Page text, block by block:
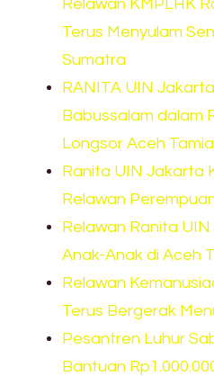
Relawan KMPLHK
Terus Menyulam
Sumatra
RANITA UIN
Babussalam dalam
Longsor Aceh
Ranita UIN Jakarta
Relawan
Relawan Ranita
Anak-Anak di Aceh
Relawan
Terus Bergerak
Pesantren Luhur
Bantuan